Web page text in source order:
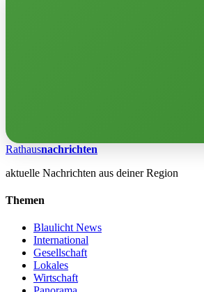
Rathausnachrichten
aktuelle Nachrichten aus deiner Region
Themen
Blaulicht News
International
Gesellschaft
Lokales
Wirtschaft